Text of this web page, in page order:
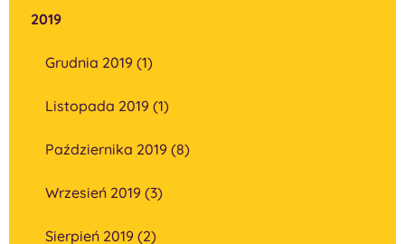
2019
Grudnia 2019 (1)
Listopada 2019 (1)
Października 2019 (8)
Wrzesień 2019 (3)
Sierpień 2019 (2)